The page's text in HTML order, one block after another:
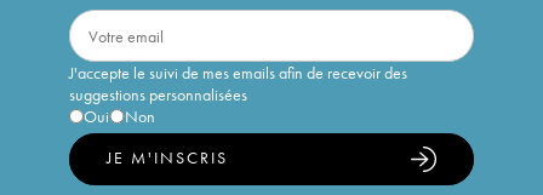
J'accepte le suivi de mes emails afin de recevoir des
suggestions personnalisées
Oui
Non
JE M'INSCRIS